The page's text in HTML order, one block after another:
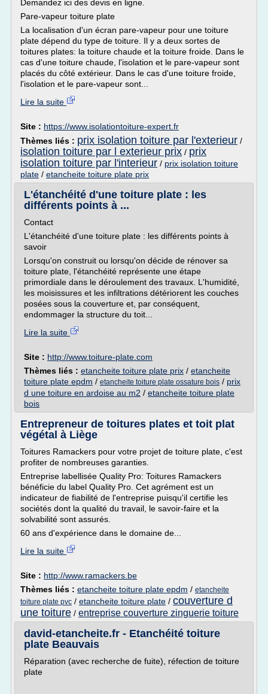
Demandez ici des devis en ligne.
Pare-vapeur toiture plate
La localisation d'un écran pare-vapeur pour une toiture
plate dépend du type de toiture. Il y a deux sortes de
toitures plates: la toiture chaude et la toiture froide. Dans le
cas d'une toiture chaude, l'isolation et le pare-vapeur sont
placés du côté extérieur. Dans le cas d'une toiture froide,
l'isolation et le pare-vapeur sont...
Lire la suite
Site : https://www.isolationtoiture-expert.fr
Thèmes liés : prix isolation toiture par l'exterieur /
isolation toiture par l exterieur prix / prix
isolation toiture par l'interieur / prix isolation toiture
plate / etancheite toiture plate prix
L'étanchéité d'une toiture plate : les
différents points à ...
Contact
L'étanchéité d'une toiture plate : les différents points à
savoir
Lorsqu'on construit ou lorsqu'on décide de rénover sa
toiture plate, l'étanchéité représente une étape
primordiale dans le déroulement des travaux. L'humidité,
les moisissures et les infiltrations détériorent les couches
posées sous la couverture et, par conséquent,
endommager la structure du toit...
Lire la suite
Site : http://www.toiture-plate.com
Thèmes liés : etancheite toiture plate prix / etancheite
toiture plate epdm / etancheite toiture plate ossature bois / prix
d une toiture en ardoise au m2 / etancheite toiture plate
bois
Entrepreneur de toitures plates et toit plat
végétal à Liège
Toitures Ramackers pour votre projet de toiture plate, c'est
profiter de nombreuses garanties.
Entreprise labellisée Quality Pro: Toitures Ramackers
bénéficie du label Quality Pro. Cet agrément est un
indicateur de fiabilité de l'entreprise puisqu'il certifie les
sociétés dont la qualité du travail, le savoir-faire et la
solvabilité sont assurés.
60 ans d'expérience dans le domaine de...
Lire la suite
Site : http://www.ramackers.be
Thèmes liés : etancheite toiture plate epdm / etancheite
toiture plate pvc / etancheite toiture plate / couverture d
une toiture / entreprise couverture zinguerie toiture
david-etancheite.fr - Etanchéité toiture
plate Beauvais
Réparation (avec recherche de fuite), réfection de toiture
plate